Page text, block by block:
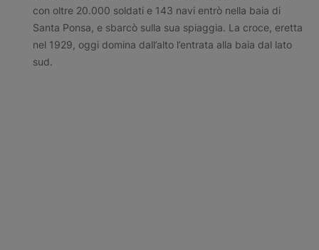
con oltre 20.000 soldati e 143 navi entrò nella baia di
Santa Ponsa, e sbarcò sulla sua spiaggia. La croce, eretta
nel 1929, oggi domina dall’alto l’entrata alla baia dal lato
sud.